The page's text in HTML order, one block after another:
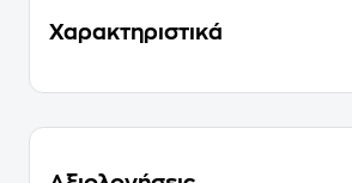
Χαρακτηριστικά